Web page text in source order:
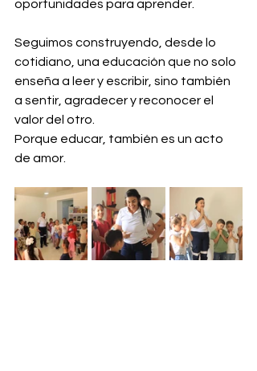
oportunidades para aprender.
Seguimos construyendo, desde lo
cotidiano, una educación que no solo
enseña a leer y escribir, sino también
a sentir, agradecer y reconocer el
valor del otro.
Porque educar, también es un acto
de amor.